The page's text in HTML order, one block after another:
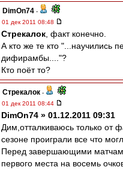
DimOn74 -
01 дек 2011 08:48
Стрекалок , факт конечно.
А кто же те кто "...научились
дифирамбы...."?
Кто поёт то?
Стрекалок -
01 дек 2011 08:44
DimOn74 » 01.12.2011 09:31
Дим,отталкиваюсь только от
сезоне проиграли все что
Перед завершающими
первого места на восемь